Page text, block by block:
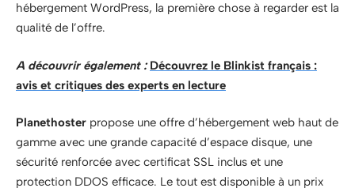
hébergement WordPress, la première chose à regarder est la
qualité de l’offre.
A découvrir également : Découvrez le Blinkist français :
avis et critiques des experts en lecture
Planethoster propose une offre d’hébergement web haut de
gamme avec une grande capacité d’espace disque, une
sécurité renforcée avec certificat SSL inclus et une
protection DDOS efficace. Le tout est disponible à un prix